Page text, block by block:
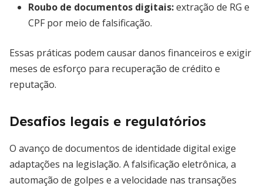
Roubo de documentos digitais:extração de RG e
CPF por meio de falsificação.
Essas práticas podem causar danos financeiros e exigir
meses de esforço para recuperação de crédito e
reputação.
Desafios legais e regulatórios
O avanço de documentos de identidade digital exige
adaptações na legislação. A falsificação eletrônica, a
automação de golpes e a velocidade nas transações